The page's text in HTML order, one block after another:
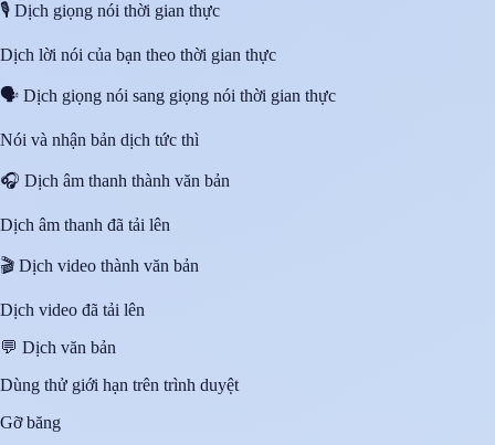
🎙️ Dịch giọng nói thời gian thực
Dịch lời nói của bạn theo thời gian thực
🗣️ Dịch giọng nói sang giọng nói thời gian thực
Nói và nhận bản dịch tức thì
🎧 Dịch âm thanh thành văn bản
Dịch âm thanh đã tải lên
🎬 Dịch video thành văn bản
Dịch video đã tải lên
💬 Dịch văn bản
Dùng thử giới hạn trên trình duyệt
Gỡ băng